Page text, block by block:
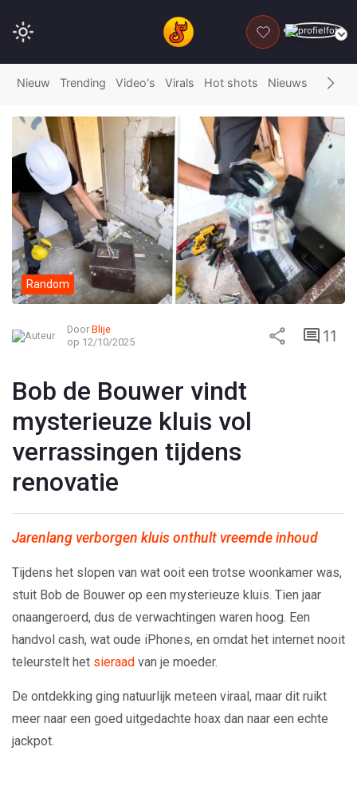
DONEER
Nieuw Trending Video's Virals Hot shots Nieuws Fails
Random
Door Blije
op 12/10/2025
11
Bob de Bouwer vindt
mysterieuze kluis vol
verrassingen tijdens
renovatie
Jarenlang verborgen kluis onthult vreemde inhoud
Tijdens het slopen van wat ooit een trotse woonkamer was,
stuit Bob de Bouwer op een mysterieuze kluis. Tien jaar
onaangeroerd, dus de verwachtingen waren hoog. Een
handvol cash, wat oude iPhones, en omdat het internet nooit
teleurstelt het sieraad van je moeder.
De ontdekking ging natuurlijk meteen viraal, maar dit ruikt
meer naar een goed uitgedachte hoax dan naar een echte
jackpot.